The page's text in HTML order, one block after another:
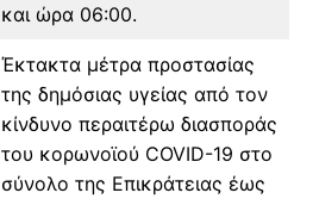
και ώρα 06:00.
Έκτακτα μέτρα προστασίας
της δημόσιας υγείας από τον
κίνδυνο περαιτέρω διασποράς
του κορωνοϊού COVID-19 στο
σύνολο της Επικράτειας έως